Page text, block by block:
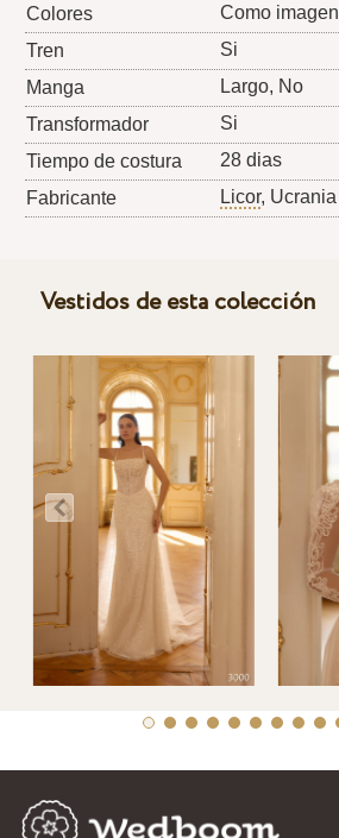
Colores
Como imagen
Tren
Si
Manga
Largo, No
Transformador
Si
Tiempo de costura
28 dias
Fabricante
Licor, Ucrania
Vestidos de esta colección